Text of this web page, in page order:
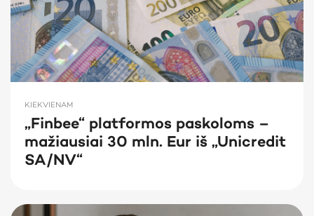
KIEKVIENAM
„Finbee“ platformos paskoloms –
mažiausiai 30 mln. Eur iš „Unicredit
SA/NV“